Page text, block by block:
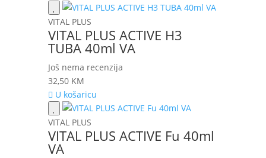
VITAL PLUS
VITAL PLUS ACTIVE H3
TUBA 40ml VA
Još nema recenzija
32,50 KM
U košaricu
VITAL PLUS
VITAL PLUS ACTIVE Fu 40ml
VA